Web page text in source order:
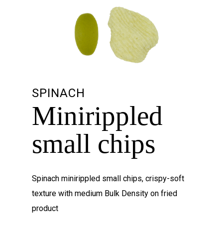
SPINACH
Minirippled
small chips
Spinach minirippled small chips, crispy-soft
texture with medium Bulk Density on fried
product